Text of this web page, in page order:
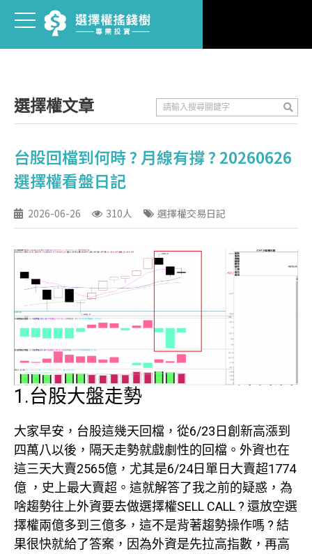
選擇權文章
台股回檔到何時 ? 月線有撐 ? 20260626
選擇權看盤日記
2026-06-26 310人 選擇權交易日記
1.台股大盤走勢
大家早安，台股這幾天回檔，從6/23日創新高漲到
四萬八以後，隔天走勢就戲劇性的回檔。外資也在
這三天大賣2565億，尤其是6/24日單日大賣超1774
億 ，史上最大賣超。這就解答了我之前的疑惑，為
啥趨勢往上外資要去做選擇權SELL CALL ? 還放空選
擇權兩億多到三億多，這不是背著趨勢操作嗎 ? 結
果很快就給了答案，因為外資是先拉高指數，再高